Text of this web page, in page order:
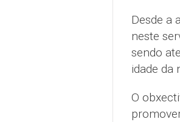
Desde a
neste
sendo
idade da
O